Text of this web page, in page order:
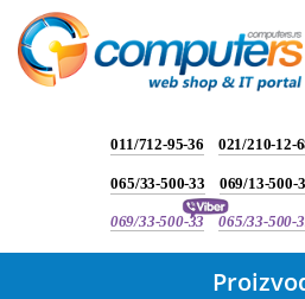
011/712-95-36 021/210-12-
065/33-500-33 069/13-500-
069/33-500-33 065/33-500-